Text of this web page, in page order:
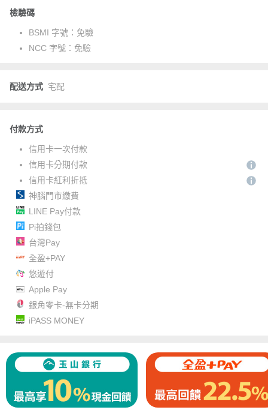
檢驗碼
BSMI 字號： 免驗
NCC 字號： 免驗
配送方式 宅配
付款方式
信用卡一次付款
信用卡分期付款
信用卡紅利折抵
神腦門市繳費
LINE Pay付款
Pi拍錢包
台灣Pay
全盈+PAY
悠遊付
Apple Pay
銀角零卡-無卡分期
iPASS MONEY